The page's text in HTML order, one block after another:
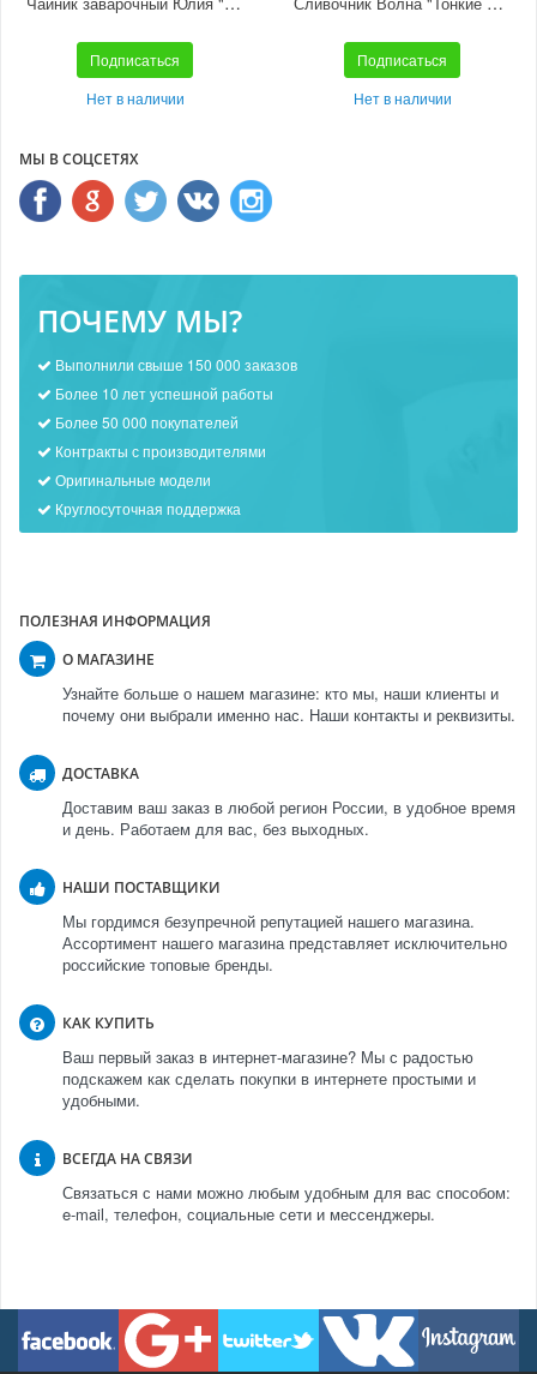
Подписаться
Нет в наличии
Подписаться
Нет в наличии
МЫ В СОЦСЕТЯХ
ПОЧЕМУ МЫ?
Выполнили свыше 150 000 заказов
Более 10 лет успешной работы
Более 50 000 покупателей
Контракты с производителями
Оригинальные модели
Круглосуточная поддержка
ПОЛЕЗНАЯ ИНФОРМАЦИЯ
О МАГАЗИНЕ
Узнайте больше о нашем магазине: кто мы, наши клиенты и
почему они выбрали именно нас. Наши контакты и реквизиты.
ДОСТАВКА
Доставим ваш заказ в любой регион России, в удобное время
и день. Работаем для вас, без выходных.
НАШИ ПОСТАВЩИКИ
Мы гордимся безупречной репутацией нашего магазина.
Ассортимент нашего магазина представляет исключительно
российские топовые бренды.
КАК КУПИТЬ
Ваш первый заказ в интернет-магазине? Мы с радостью
подскажем как сделать покупки в интернете простыми и
удобными.
ВСЕГДА НА СВЯЗИ
Связаться с нами можно любым удобным для вас способом:
e-mail, телефон, социальные сети и мессенджеры.